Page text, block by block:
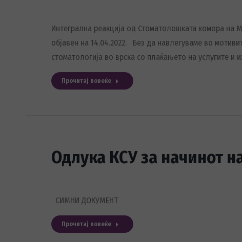
Интегрална реакција од Стоматолошката комора на
објавен на 14.04.2022. Без да навлегуваме во
стоматологија во врска со плаќањето на услугите и
Прочитај повеќе
Одлука КСУ за начинот
СИМНИ ДОКУМЕНТ
Прочитај повеќе